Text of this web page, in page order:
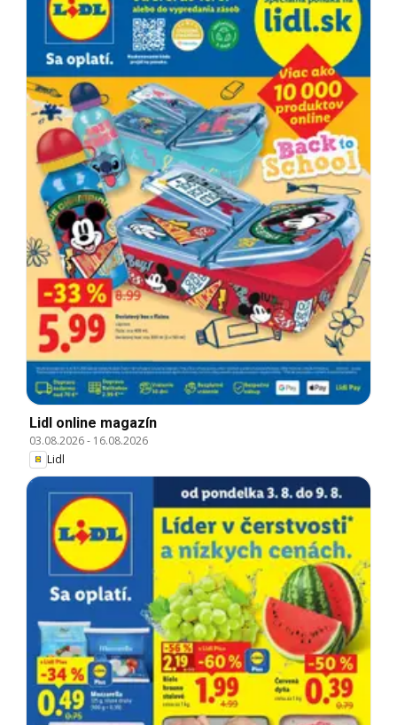
Lidl online magazín
03.08.2026- 16.08.2026
Lidl